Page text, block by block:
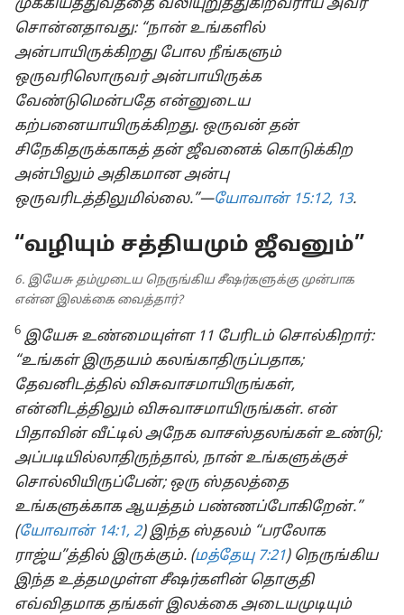
முக்கியத்துவத்தை வலியுறுத்துகிறவராய் அவர்
சொன்னதாவது: “நான் உங்களில்
அன்பாயிருக்கிறது போல நீங்களும்
ஒருவரிலொருவர் அன்பாயிருக்க
வேண்டுமென்பதே என்னுடைய
கற்பனையாயிருக்கிறது. ஒருவன் தன்
சிநேகிதருக்காகத் தன் ஜீவனைக் கொடுக்கிற
அன்பிலும் அதிகமான அன்பு
ஒருவரிடத்திலுமில்லை.”—யோவான் 15:12, 13.
“வழியும் சத்தியமும் ஜீவனும்”
6. இயேசு தம்முடைய நெருங்கிய சீஷர்களுக்கு முன்பாக
என்ன இலக்கை வைத்தார்?
6 இயேசு உண்மையுள்ள 11 பேரிடம் சொல்கிறார்:
“உங்கள் இருதயம் கலங்காதிருப்பதாக;
தேவனிடத்தில் விசுவாசமாயிருங்கள்,
என்னிடத்திலும் விசுவாசமாயிருங்கள். என்
பிதாவின் வீட்டில் அநேக வாசஸ்தலங்கள் உண்டு;
அப்படியில்லாதிருந்தால், நான் உங்களுக்குச்
சொல்லியிருப்பேன்; ஒரு ஸ்தலத்தை
உங்களுக்காக ஆயத்தம் பண்ணப்போகிறேன்.”
(யோவான் 14:1, 2) இந்த ஸ்தலம் “பரலோக
ராஜ்ய”த்தில் இருக்கும். (மத்தேயு 7:21) நெருங்கிய
இந்த உத்தமமுள்ள சீஷர்களின் தொகுதி
எவ்விதமாக தங்கள் இலக்கை அடையமுடியும்